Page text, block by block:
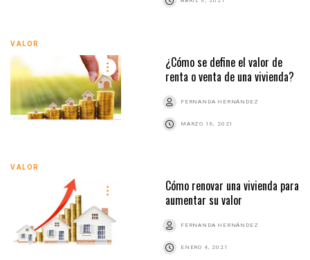
VALOR
¿Cómo se define el valor de
renta o venta de una vivienda?
FERNANDA HERNÁNDEZ
MARZO 16, 2021
VALOR
Cómo renovar una vivienda para
aumentar su valor
FERNANDA HERNÁNDEZ
ENERO 4, 2021